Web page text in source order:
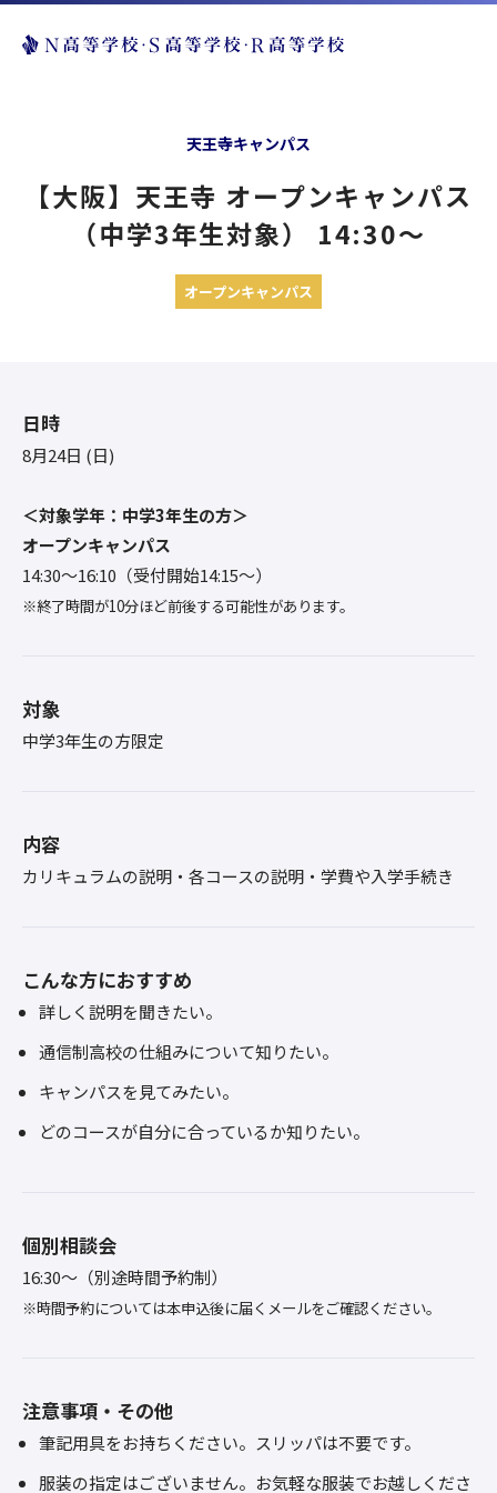
天王寺キャンパス
【大阪】天王寺 オープンキャンパス
（中学3年生対象） 14:30〜
オープンキャンパス
日時
8月24日 (日)
＜対象学年：中学3年生の方＞
オープンキャンパス
14:30〜16:10（受付開始14:15～）
※終了時間が10分ほど前後する可能性があります。
対象
中学3年生の方限定
内容
カリキュラムの説明・各コースの説明・学費や入学手続き
こんな方におすすめ
詳しく説明を聞きたい。
通信制高校の仕組みについて知りたい。
キャンパスを見てみたい。
どのコースが自分に合っているか知りたい。
個別相談会
16:30～（別途時間予約制）
※時間予約については本申込後に届くメールをご確認ください。
注意事項・その他
筆記用具をお持ちください。スリッパは不要です。
服装の指定はございません。お気軽な服装でお越しくださ